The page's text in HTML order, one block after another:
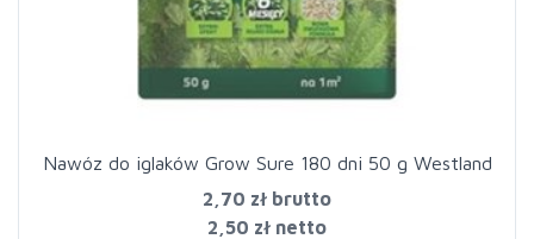
Nawóz do iglaków Grow Sure 180 dni 50 g Westland
2,70 zł brutto
2,50 zł netto